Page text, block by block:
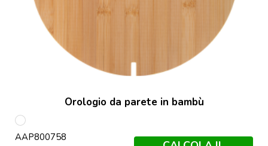
Orologio da parete in bambù
multicolore
AAP800758